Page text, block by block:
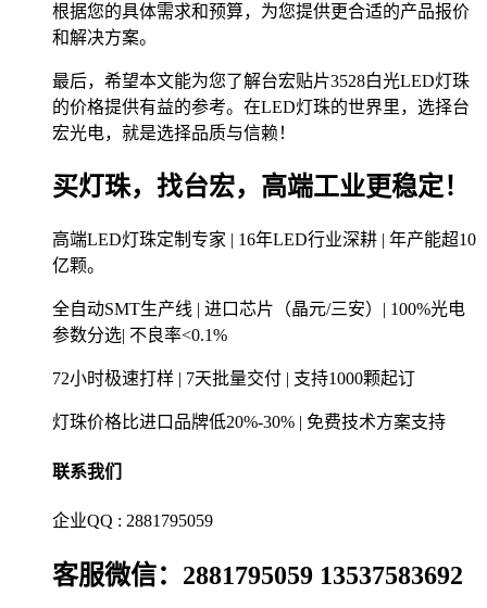
根据您的具体需求和预算，为您提供更合适的产品报价
和解决方案。
最后，希望本文能为您了解台宏贴片3528白光LED灯珠
的价格提供有益的参考。在LED灯珠的世界里，选择台
宏光电，就是选择品质与信赖！
买灯珠，找台宏，高端工业更稳定！
高端LED灯珠定制专家 | 16年LED行业深耕 | 年产能超10
亿颗。
全自动SMT生产线 | 进口芯片（晶元/三安）| 100%光电
参数分选| 不良率<0.1%
72小时极速打样 | 7天批量交付 | 支持1000颗起订
灯珠价格比进口品牌低20%-30% | 免费技术方案支持
联系我们
企业QQ : 2881795059
客服微信：2881795059 13537583692